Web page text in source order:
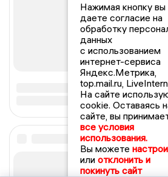
Нажимая кнопку вы
даете согласие на
обработку
данных
с использованием
интернет-сервиса
Яндекс.Метрика,
top.mail.ru,
На сайте
cookie. Оставаясь
сайте, вы
все условия
использования.
Вы можете
или отклонить и
покинуть сайт